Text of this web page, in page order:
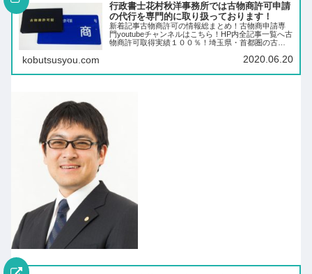
行政書士花村秋洋事務所では古物商許可申請
の代行を専門的に取り扱っております！
新着記事古物商許可の情報総まとめ！古物商申請専
門youtubeチャンネルはこちら！HP内全記事一覧へ古
物商許可取得実績１００％！埼玉県・首都圏の古物
むらあきひろ）事務所では古物商許可申請につい
kobutsusyou.com 2020.06.20